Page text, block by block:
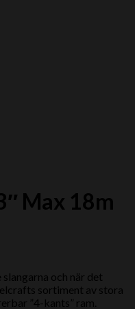
Max 18m
och när det
sortiment av stora
”4-kants” ram.